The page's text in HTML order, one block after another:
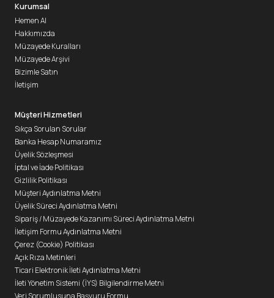
Kurumsal
Hemen Al
Hakkımızda
Müzayede Kuralları
Müzayede Arşivi
Bizimle Satın
İletişim
Müşteri Hizmetleri
Sıkça Sorulan Sorular
Banka Hesap Numaramız
Üyelik Sözleşmesi
İptal ve İade Politikası
Gizlilik Politikası
Müşteri Aydınlatma Metni
Üyelik Süreci Aydınlatma Metni
Sipariş / Müzayede Kazanımı Süreci Aydınlatma Metni
İletişim Formu Aydınlatma Metni
Çerez (Cookie) Politikası
Açık Rıza Metinleri
Ticari Elektronik İleti Aydınlatma Metni
İleti Yönetim Sistemi (İYS) Bilgilendirme Metni
Veri Sorumlusuna Başvuru Formu